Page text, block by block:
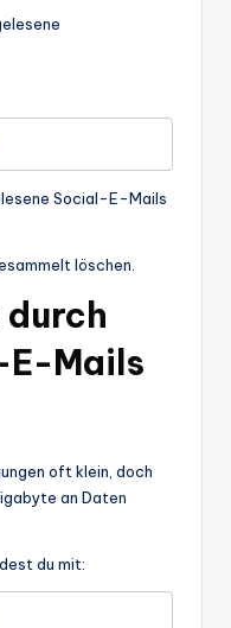
Social-E-Mails
löschen.
Mails
oft klein, doch
an Daten
du mit: